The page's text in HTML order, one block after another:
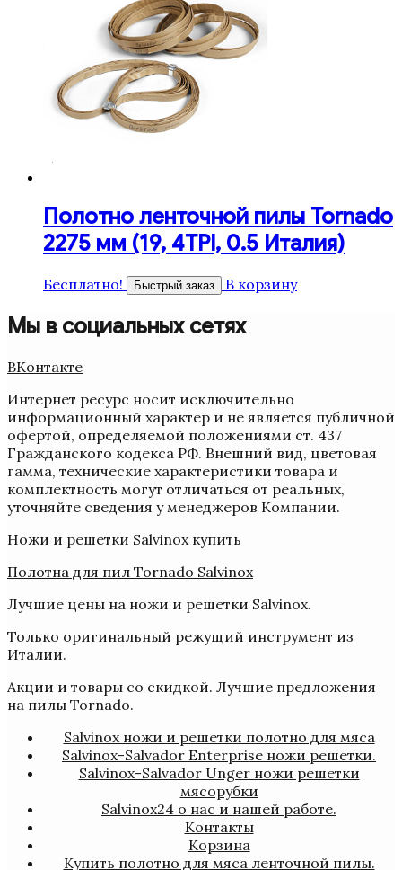
Полотно ленточной пилы Tornado
2275 мм (19, 4TPI, 0.5 Италия)
Бесплатно! Быстрый заказ В корзину
Мы в социальных сетях
ВКонтакте
Интернет ресурс носит исключительно
информационный характер и не является публичной
офертой, определяемой положениями ст. 437
Гражданского кодекса РФ. Внешний вид, цветовая
гамма, технические характеристики товара и
комплектность могут отличаться от реальных,
уточняйте сведения у менеджеров Компании.
Ножи и решетки Salvinox купить
Полотна для пил Tornado Salvinox
Лучшие цены на ножи и решетки Salvinox.
Только оригинальный режущий инструмент из
Италии.
Акции и товары со скидкой. Лучшие предложения
на пилы Tornado.
Salvinox ножи и решетки полотно для мяса
Salvinox-Salvador Enterprise ножи решетки.
Salvinox-Salvador Unger ножи решетки
мясорубки
Salvinox24 о нас и нашей работе.
Контакты
Корзина
Купить полотно для мяса ленточной пилы.